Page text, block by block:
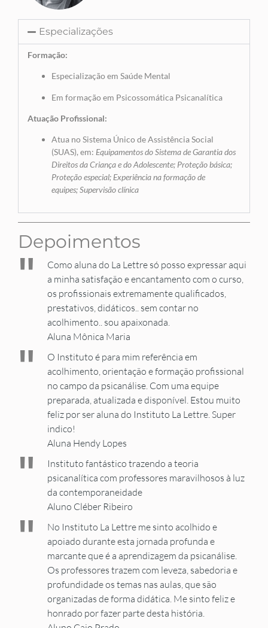
Especializações
Formação:
Especialização em Saúde Mental
Em formação em Psicossomática Psicanalítica
Atuação Profissional:
Atua no Sistema Único de Assistência Social
(SUAS), em: Equipamentos do Sistema de Garantia dos
Direitos da Criança e do Adolescente; Proteção básica;
Proteção especial; Experiência na formação de
equipes; Supervisão clínica
Depoimentos
"
Como aluna do La Lettre só posso expressar aqui
a minha satisfação e encantamento com o curso,
os profissionais extremamente qualificados,
prestativos, didáticos.. sem contar no
acolhimento.. sou apaixonada.
Aluna Mônica Maria
"
O Instituto é para mim referência em
acolhimento, orientação e formação profissional
no campo da psicanálise. Com uma equipe
preparada, atualizada e disponível. Estou muito
feliz por ser aluna do Instituto La Lettre. Super
indico!
Aluna Hendy Lopes
"
Instituto fantástico trazendo a teoria
psicanalítica com professores maravilhosos à luz
da contemporaneidade
Aluno Cléber Ribeiro
"
No Instituto La Lettre me sinto acolhido e
apoiado durante esta jornada profunda e
marcante que é a aprendizagem da psicanálise.
Os professores trazem com leveza, sabedoria e
profundidade os temas nas aulas, que são
organizadas de forma didática. Me sinto feliz e
honrado por fazer parte desta história.